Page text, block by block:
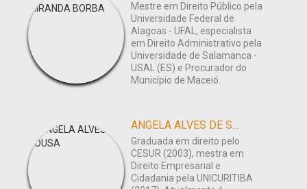
Mestre em Direito Público pela
Universidade Federal de
Alagoas - UFAL, especialista
em Direito Administrativo pela
Universidade de Salamanca -
USAL (ES) e Procurador do
Município de Maceió.
ANGELA ALVES DE SOUSA
Graduada em direito pelo
CESUR (2003), mestra em
Direito Empresarial e
Cidadania pela UNICURITIBA